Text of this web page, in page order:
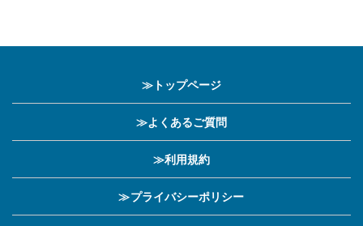
≫トップページ
≫よくあるご質問
≫利用規約
≫プライバシーポリシー